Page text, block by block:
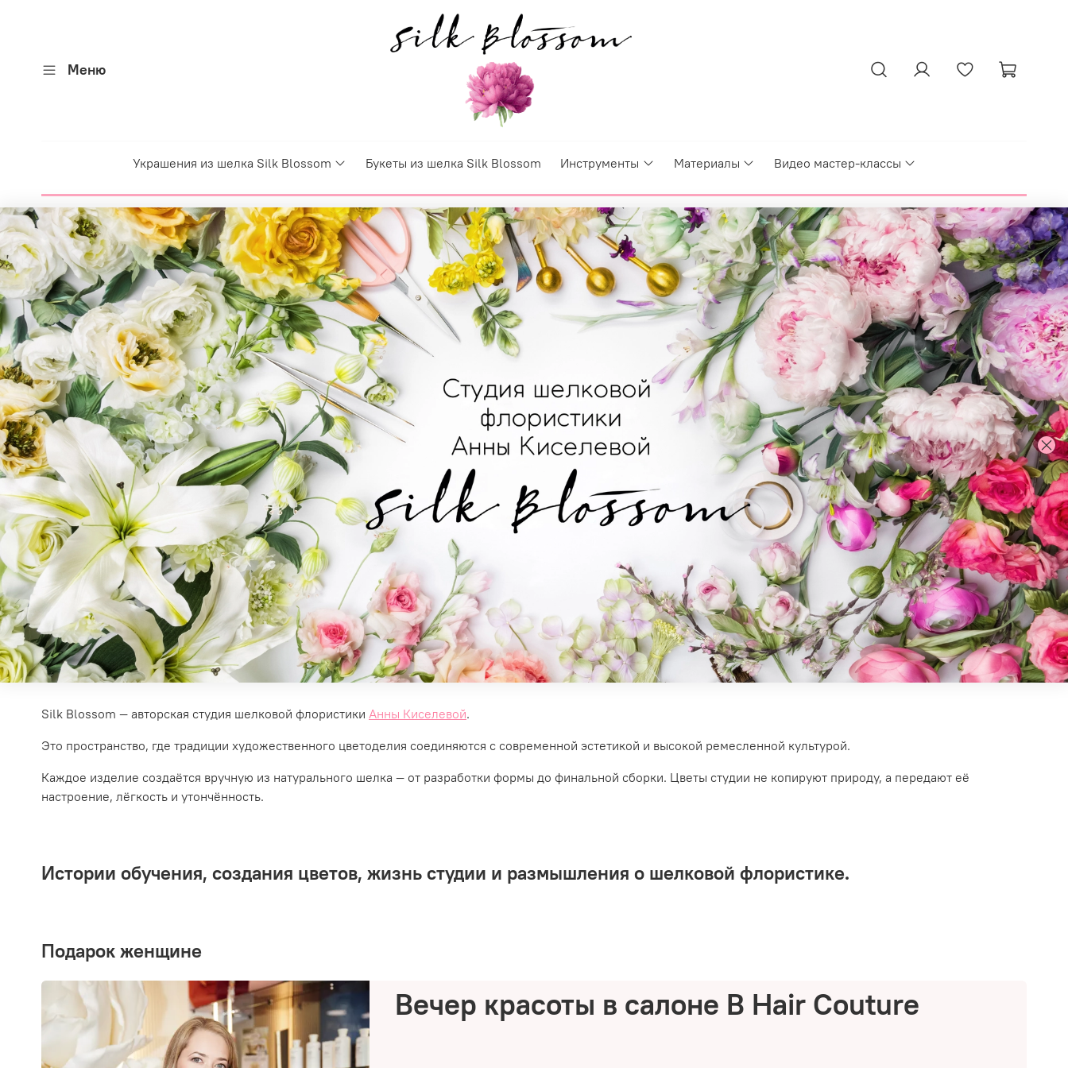
Меню
Украшения из шелка Silk Blossom Букеты из шелка Silk Blossom Инструменты Материалы Видео мастер-классы
Silk Blossom — авторская студия шелковой флористики Анны Киселевой.
Это пространство, где традиции художественного цветоделия соединяются с современной эстетикой и высокой ремесленной культурой.
Каждое изделие создаётся вручную из натурального шелка — от разработки формы до финальной сборки. Цветы студии не копируют природу, а передают её
настроение, лёгкость и утончённость.
Истории обучения, создания цветов, жизнь студии и размышления о шелковой флористике.
подарок женщине
Вечер красоты в салоне B Hair Couture